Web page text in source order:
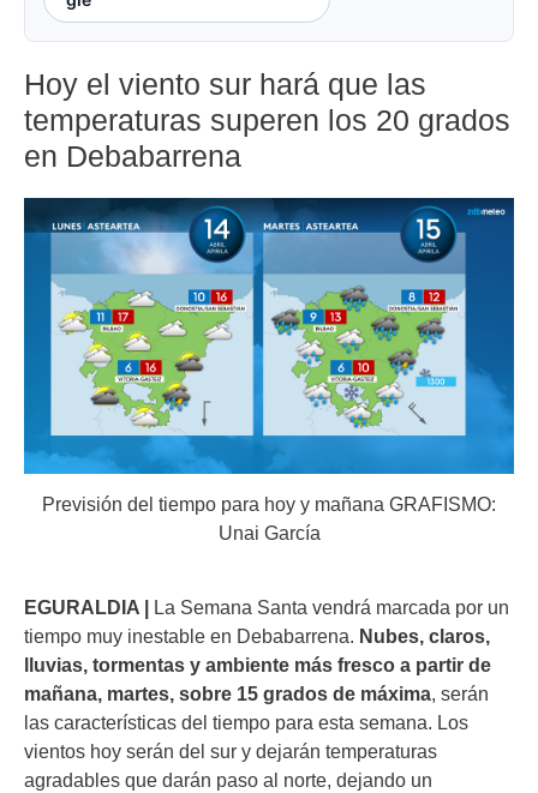
Hoy el viento sur hará que las
temperaturas superen los 20 grados
en Debabarrena
Previsión del tiempo para hoy y mañana GRAFISMO:
Unai García
EGURALDIA | La Semana Santa vendrá marcada por un
tiempo muy inestable en Debabarrena. Nubes, claros,
lluvias, tormentas y ambiente más fresco a partir de
mañana, martes, sobre 15 grados de máxima, serán
las características del tiempo para esta semana. Los
vientos hoy serán del sur y dejarán temperaturas
agradables que darán paso al norte, dejando un